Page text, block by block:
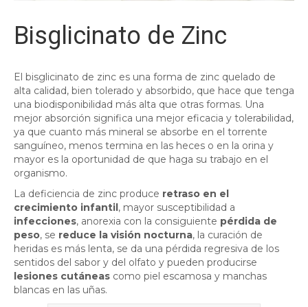
Bisglicinato de Zinc
El bisglicinato de zinc es una forma de zinc quelado de
alta calidad, bien tolerado y absorbido, que hace que tenga
una biodisponibilidad más alta que otras formas. Una
mejor absorción significa una mejor eficacia y tolerabilidad,
ya que cuanto más mineral se absorbe en el torrente
sanguíneo, menos termina en las heces o en la orina y
mayor es la oportunidad de que haga su trabajo en el
organismo.
La deficiencia de zinc produce retraso en el
crecimiento infantil, mayor susceptibilidad a
infecciones, anorexia con la consiguiente pérdida de
peso, se reduce la visión nocturna, la curación de
heridas es más lenta, se da una pérdida regresiva de los
sentidos del sabor y del olfato y pueden producirse
lesiones cutáneas como piel escamosa y manchas
blancas en las uñas.